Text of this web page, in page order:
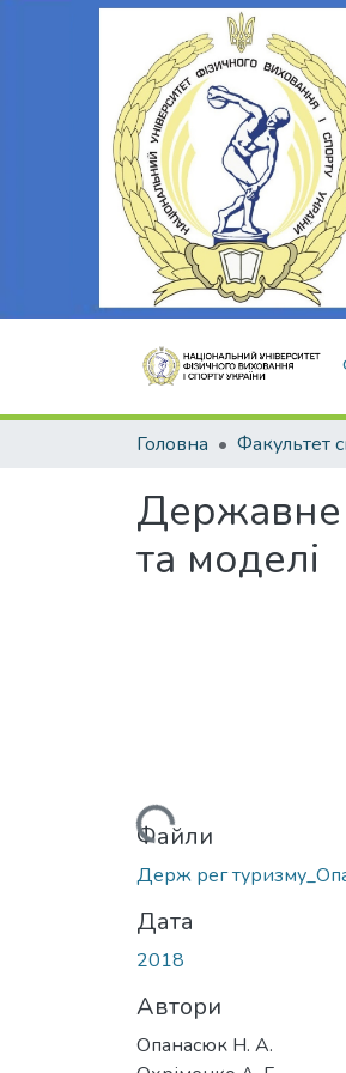
Головна
Державне
та моделі
Вантажиться...Файли
Держ рег
Дата
2018
Автори
Опанасюк Н. А.